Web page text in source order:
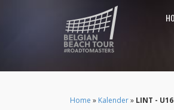
Home » Kalender» LINT -